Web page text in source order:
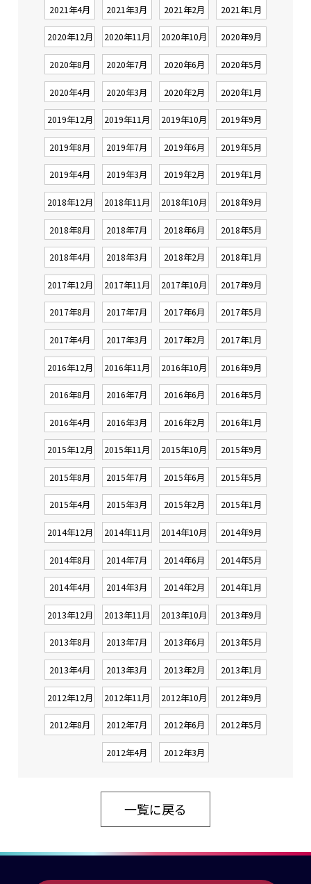
2021年4月 2021年3月 2021年2月 2021年1月
2020年12月 2020年11月 2020年10月 2020年9月
2020年8月 2020年7月 2020年6月 2020年5月
2020年4月 2020年3月 2020年2月 2020年1月
2019年12月 2019年11月 2019年10月 2019年9月
2019年8月 2019年7月 2019年6月 2019年5月
2019年4月 2019年3月 2019年2月 2019年1月
2018年12月 2018年11月 2018年10月 2018年9月
2018年8月 2018年7月 2018年6月 2018年5月
2018年4月 2018年3月 2018年2月 2018年1月
2017年12月 2017年11月 2017年10月 2017年9月
2017年8月 2017年7月 2017年6月 2017年5月
2017年4月 2017年3月 2017年2月 2017年1月
2016年12月 2016年11月 2016年10月 2016年9月
2016年8月 2016年7月 2016年6月 2016年5月
2016年4月 2016年3月 2016年2月 2016年1月
2015年12月 2015年11月 2015年10月 2015年9月
2015年8月 2015年7月 2015年6月 2015年5月
2015年4月 2015年3月 2015年2月 2015年1月
2014年12月 2014年11月 2014年10月 2014年9月
2014年8月 2014年7月 2014年6月 2014年5月
2014年4月 2014年3月 2014年2月 2014年1月
2013年12月 2013年11月 2013年10月 2013年9月
2013年8月 2013年7月 2013年6月 2013年5月
2013年4月 2013年3月 2013年2月 2013年1月
2012年12月 2012年11月 2012年10月 2012年9月
2012年8月 2012年7月 2012年6月 2012年5月
2012年4月 2012年3月
一覧に戻る